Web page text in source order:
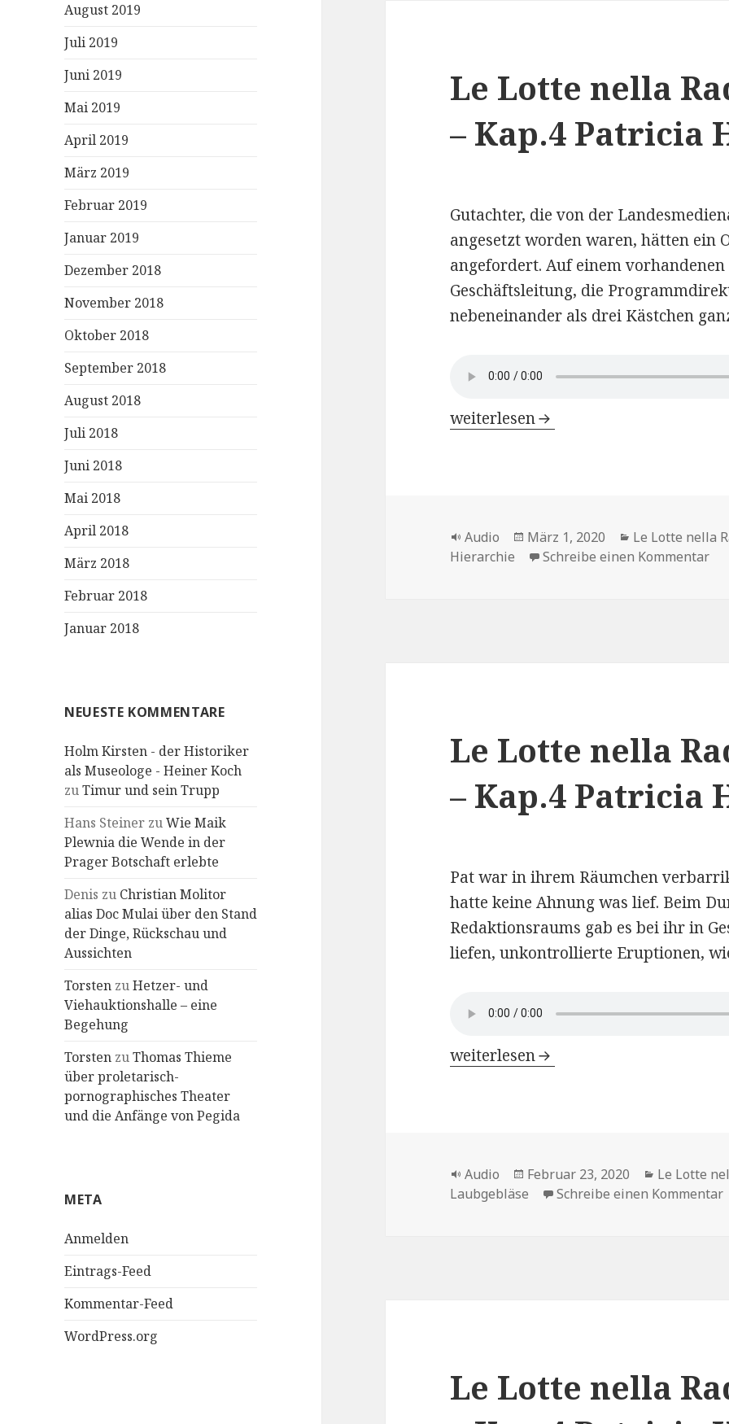
August 2019
Juli 2019
Juni 2019
Mai 2019
April 2019
März 2019
Februar 2019
Januar 2019
Dezember 2018
November 2018
Oktober 2018
September 2018
August 2018
Juli 2018
Juni 2018
Mai 2018
April 2018
März 2018
Februar 2018
Januar 2018
NEUESTE KOMMENTARE
Holm Kirsten - der Historiker
als Museologe - Heiner Koch
zuTimur und sein Trupp
Hans Steiner zuWie Maik
Plewnia die Wende in der
Prager Botschaft erlebte
Denis zu Christian Molitor
alias Doc Mulai über den Stand
der Dinge, Rückschau und
Aussichten
Torsten zuHetzer- und
Viehauktionshalle – eine
Begehung
Torsten zuThomas Thieme
über proletarisch-
pornographisches Theater
und die Anfänge von Pegida
META
Anmelden
Eintrags-Feed
Kommentar-Feed
WordPress.org
Le Lotte nella
– Kap.4 Patricia
Gutachter, die von der
angesetzt worden waren, hätten ein
angefordert. Auf einem
Geschäftsleitung, die
nebeneinander als drei Kästchen
Le Lotte nella Radio di Weimar –
weiterlesen
Format
Audio
Veröffentlicht
am
März 1, 2020 Kategorien
Le Lotte nella
Hierarchie
Schreibe einen Kommentarzu
Le Lotte nella
– Kap.4 Patricia
Pat war in ihrem Räumchen
hatte keine Ahnung was lief. Beim
Redaktionsraums gab es bei ihr in
liefen, unkontrollierte Eruptionen,
Le Lotte nella Radio di Weimar –
weiterlesen
Format
Audio
Veröffentlicht
am
Februar 23, 2020 Kategorien
Le Lotte
Laubgebläse
Schreibe einen Kommentar
Le Lotte nella